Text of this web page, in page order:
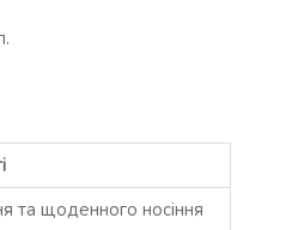
та щоденного носіння